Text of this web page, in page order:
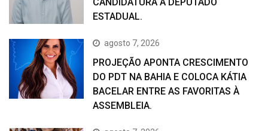
ESTADUAL.
agosto 7, 2026
PROJEÇÃO APONTA CRESCIMENTO
DO PDT NA BAHIA E COLOCA KÁTIA
BACELAR ENTRE AS FAVORITAS À
ASSEMBLEIA.